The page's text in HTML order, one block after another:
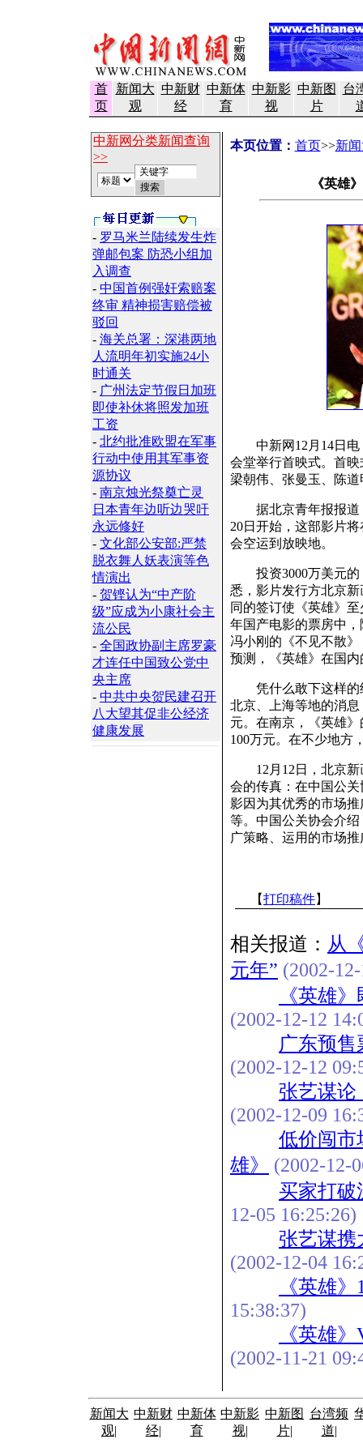
首
页
新闻大
观
中新财
经
中新体
育
中新影
视
中新图
片
台
中新网分类新闻查询
>>
- 罗马米兰陆续发生炸
弹邮包案 防恐小组加
入调查
- 中国首例强奸索赔案
终审 精神损害赔偿被
驳回
- 海关总署：深港两地
人流明年初实施24小
时通关
- 广州法定节假日加班
即使补休将照发加班
工资
- 北约批准欧盟在军事
行动中使用其军事资
源协议
- 南京烛光祭奠亡灵
日本青年边听边哭吁
永远修好
- 文化部公安部:严禁
脱衣舞人妖表演等色
情演出
- 贺铿认为“中产阶
级”应成为小康社会主
流公民
- 全国政协副主席罗豪
才连任中国致公党中
央主席
- 中共中央贺民建召开
八大望其促非公经济
健康发展
本页位置： 首页>>新
《英雄
中新网12月14日电
会堂举行首映式。首
梁朝伟、张曼玉、陈
据北京青年报报道，
20日开始，这部影片
会空运到放映地。
投资3000万美元的
悉，影片发行方北京
同的签订使《英雄》
年国产电影的票房中
冯小刚的《不见不散
预测，《英雄》在国
凭什么敢下这样的
北京、上海等地的消
元。在南京，《英雄
100万元。在不少地方
12月12日，北京新
会的传真：在中国公关
影因为其优秀的市场
等。中国公关协会介
广策略、运用的市场
【打印稿件】
相关报道： 从
元年” (2002-
《英雄
(2002-12-12
广东预
(2002-12-12
张艺谋论
(2002-12-09
低价闯市
雄》
(2002-12-
买家打破
12-05 16:25:26)
张艺谋携
(2002-12-04
《英雄
15:38:37)
《英雄
(2002-11-21
新闻大
观|
中新财
经|
中新体
育
中新影
视|
中新图
片|
台湾频
道|